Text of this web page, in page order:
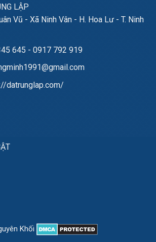
LẬP
Vũ - Xã Ninh Vân - H. Hoa Lư - T. Ninh
645 - 0917 792 919
datrunglap.com/
Khối